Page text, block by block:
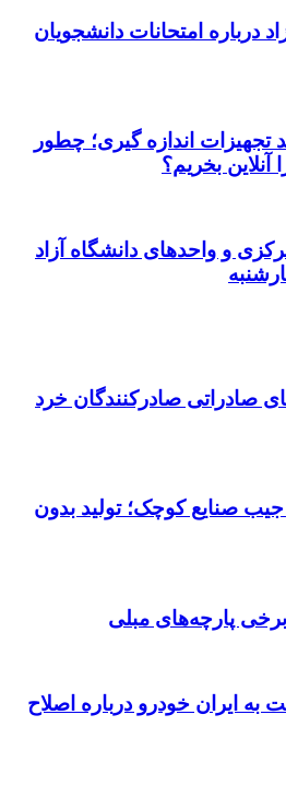
درباره امتحانات دانشجویان
تجهیزات اندازه گیری؛ چطور
آنلاین بخریم؟
و واحدهای دانشگاه آزاد
صادراتی صادرکنندگان خرد
صنایع کوچک؛ تولید بدون
پارچه‌های مبلی
ایران خودرو درباره اصلاح